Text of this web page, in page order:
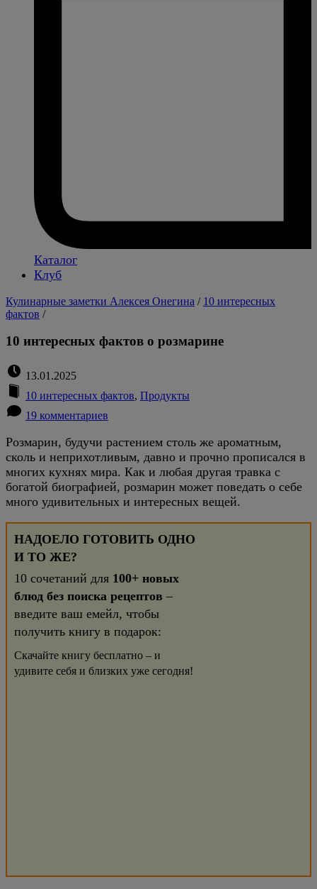
Каталог
Клуб
Кулинарные заметки Алексея Онегина / 10 интересных
фактов /
10 интересных фактов о розмарине
13.01.2025
10 интересных фактов, Продукты
19 комментариев
Розмарин, будучи растением столь же ароматным,
сколь и неприхотливым, давно и прочно прописался в
многих кухнях мира. Как и любая другая травка с
богатой биографией, розмарин может поведать о себе
много удивительных и интересных вещей.
НАДОЕЛО ГОТОВИТЬ ОДНО
И ТО ЖЕ?
10 сочетаний для 100+ новых
блюд без поиска рецептов –
введите ваш емейл, чтобы
получить книгу в подарок:
Скачайте книгу бесплатно – и
удивите себя и близких уже сегодня!